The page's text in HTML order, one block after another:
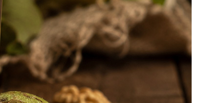
Sklenice na kávu a teplé nápoje
Plecháčky, hrnky a julep mug